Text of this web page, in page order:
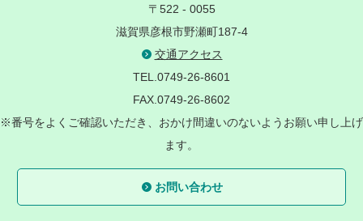
〒522 - 0055
滋賀県彦根市野瀬町187-4
交通アクセス
TEL.0749-26-8601
FAX.0749-26-8602
※番号をよくご確認いただき、おかけ間違いのないようお願い申し上げ
ます。
お問い合わせ